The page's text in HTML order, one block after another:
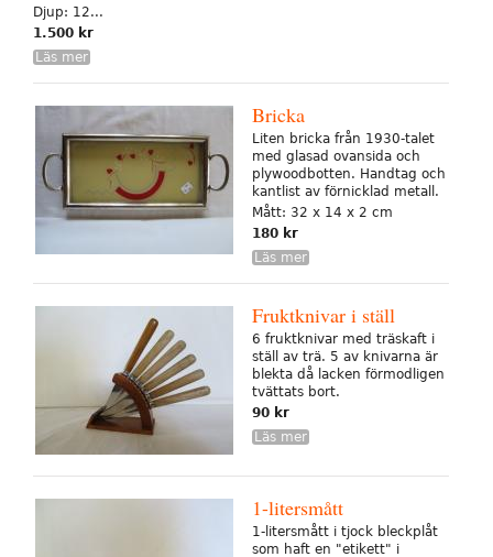
Djup: 12...
1.500 kr
Läs mer
Bricka
Liten bricka från 1930-talet
med glasad ovansida och
plywoodbotten. Handtag och
kantlist av förnicklad metall.
Mått: 32 x 14 x 2 cm
180 kr
Läs mer
Fruktknivar i ställ
6 fruktknivar med träskaft i
ställ av trä. 5 av knivarna är
blekta då lacken förmodligen
tvättats bort.
90 kr
Läs mer
1-litersmått
1-litersmått i tjock bleckplåt
som haft en "etikett" i